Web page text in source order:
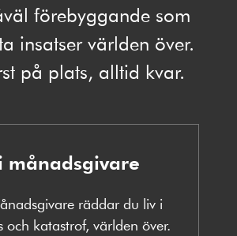
förebyggande som
insatser världen över.
på plats, alltid kvar.
månadsgivare
räddar du liv i
och katastrof, världen över.